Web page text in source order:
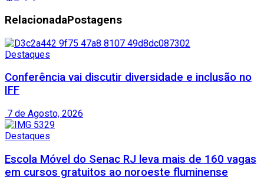
RelacionadaPostagens
Destaques
Conferência vai discutir diversidade e inclusão no
IFF
7 de Agosto, 2026
Destaques
Escola Móvel do Senac RJ leva mais de 160 vagas
em cursos gratuitos ao noroeste fluminense